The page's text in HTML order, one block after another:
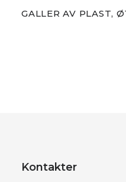
GALLER AV PLAST,
Kontakter